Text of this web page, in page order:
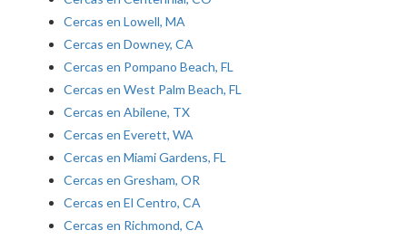
Cercas en Lowell, MA
Cercas en Downey, CA
Cercas en Pompano Beach, FL
Cercas en West Palm Beach, FL
Cercas en Abilene, TX
Cercas en Everett, WA
Cercas en Miami Gardens, FL
Cercas en Gresham, OR
Cercas en El Centro, CA
Cercas en Richmond, CA